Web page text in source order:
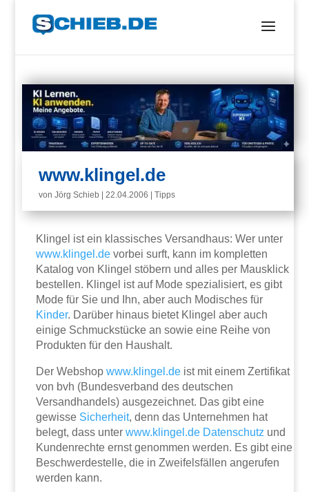
www.klingel.de
vonJörg Schieb |22.04.2006 |Tipps
Klingel ist ein klassisches Versandhaus: Wer unter
www.klingel.de vorbei surft, kann im kompletten
Katalog von Klingel stöbern und alles per Mausklick
bestellen. Klingel ist auf Mode spezialisiert, es gibt
Mode für Sie und Ihn, aber auch Modisches für
Kinder. Darüber hinaus bietet Klingel aber auch
einige Schmuckstücke an sowie eine Reihe von
Produkten für den Haushalt.
Der Webshopwww.klingel.de ist mit einem Zertifikat
von bvh (Bundesverband des deutschen
Versandhandels) ausgezeichnet. Das gibt eine
gewisse Sicherheit, denn das Unternehmen hat
belegt, dass unterwww.klingel.de Datenschutz und
Kundenrechte ernst genommen werden. Es gibt eine
Beschwerdestelle, die in Zweifelsfällen angerufen
werden kann.